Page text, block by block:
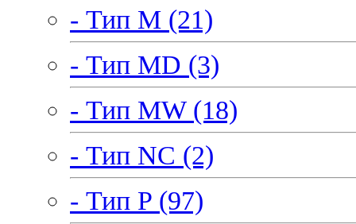
- Тип M (21)
- Тип MD (3)
- Тип MW (18)
- Тип NC (2)
- Тип P (97)